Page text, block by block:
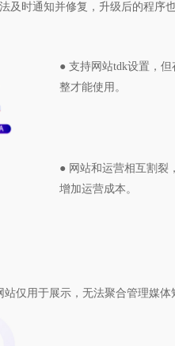
及时通知并修复，升级后的程序
● 支持网站tdk设置，
整才能使用。
● 网站和运营相互割裂
增加运营成本。
站仅用于展示，无法聚合管理媒体